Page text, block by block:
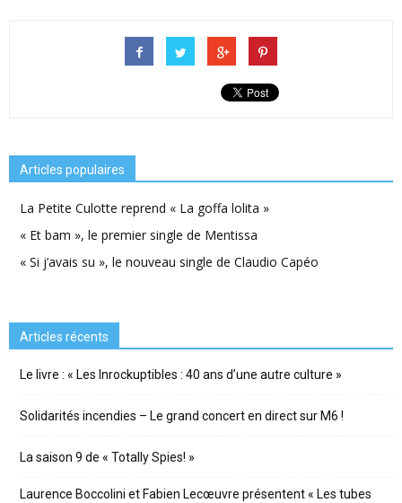
Articles populaires
La Petite Culotte reprend « La goffa lolita »
« Et bam », le premier single de Mentissa
« Si j’avais su », le nouveau single de Claudio Capéo
Articles récents
Le livre : « Les Inrockuptibles : 40 ans d’une autre culture »
Solidarités incendies – Le grand concert en direct sur M6 !
La saison 9 de « Totally Spies! »
Laurence Boccolini et Fabien Lecœuvre présentent « Les tubes